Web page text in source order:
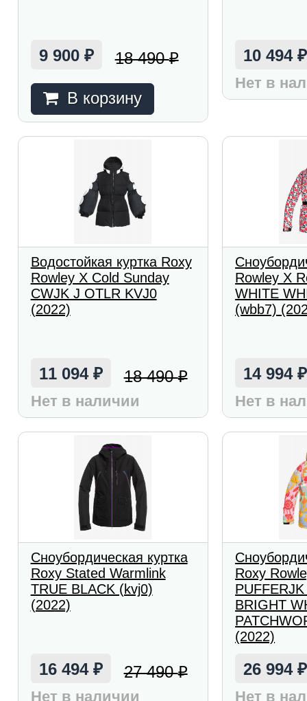
9 900 ₽ 18 490₽
В корзину
10 494₽
Нет в
Водостойкая куртка Roxy
Rowley X Cold Sunday
CWJK J OTLR KVJ0
(2022)
11 094 ₽ 18 490₽
Нет в наличии
Rowley X
WHITE
(wbb7)
14 994₽
Нет в
Сноубордическая куртка
Roxy Stated Warmlink
TRUE BLACK (kvj0)
(2022)
16 494 ₽ 27 490₽
Нет в наличии
Roxy
BRIGHT
(2022)
26 994₽
Нет в